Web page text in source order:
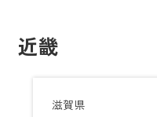
近畿
滋賀県